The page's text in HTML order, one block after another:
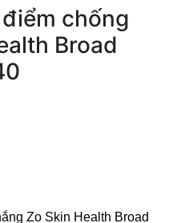
chống
Broad
Zo Skin Health Broad